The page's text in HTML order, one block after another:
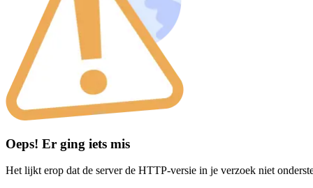
Oeps! Er ging iets mis
Het lijkt erop dat de server de HTTP-versie in je verzoek niet